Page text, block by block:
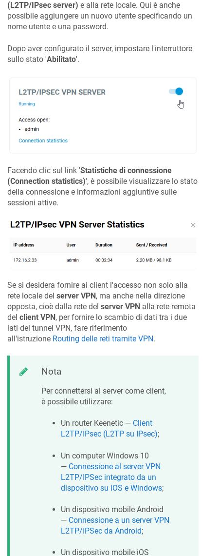
(L2TP/IPsec server) e alla rete locale. Qui è anche
possibile aggiungere un nuovo utente specificando un
nome utente e una password.
Dopo aver configurato il server, impostare l'interruttore
sullo stato 'Abilitato'.
Facendo clic sul link 'Statistiche di connessione
(Connection statistics)', è possibile visualizzare lo stato
della connessione e informazioni aggiuntive sulle
sessioni attive.
Se si desidera fornire ai client l'accesso non solo alla
rete locale del server VPN , ma anche nella direzione
opposta, cioè dalla rete del server VPN alla rete remota
del client VPN , per fornire lo scambio di dati tra i due
lati del tunnel VPN, fare riferimento
all'istruzione Routing delle reti tramite VPN.
Nota
Per connettersi al server come client,
è possibile utilizzare:
Un router Keenetic — Client
L2TP/IPsec (L2TP su IPsec);
Un computer Windows 10
— Connessione al server VPN
L2TP/IPSec integrato da un
dispositivo su iOS e Windows;
Un dispositivo mobile Android
— Connessione a un server VPN
L2TP/IPSec da Android;
Un dispositivo mobile iOS